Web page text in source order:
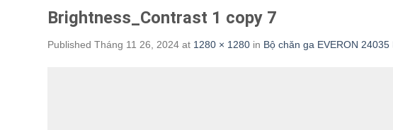
Brightness_Contrast 1 copy 7
Published Tháng 11 26, 2024 at 1280 × 1280 in Bộ chăn ga EVERON 24035